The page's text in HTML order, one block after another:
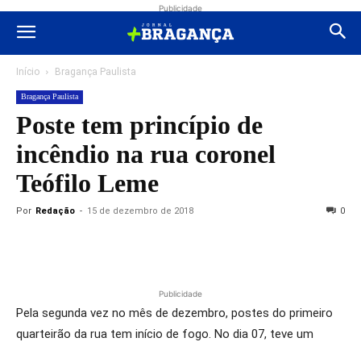
Publicidade
Início Bragança Paulista
Bragança Paulista
Poste tem princípio de
incêndio na rua coronel
Teófilo Leme
Por Redação - 15 de dezembro de 2018 0
Publicidade
Pela segunda vez no mês de dezembro, postes do primeiro
quarteirão da rua tem início de fogo. No dia 07, teve um